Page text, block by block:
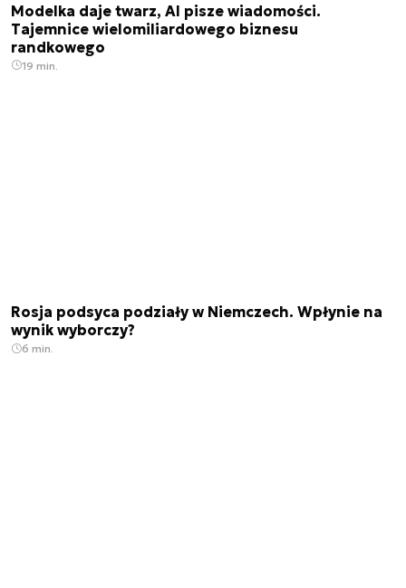
Modelka daje twarz, AI pisze wiadomości.
Tajemnice wielomiliardowego biznesu
randkowego
19 min.
Rosja podsyca podziały w Niemczech. Wpłynie na
wynik wyborczy?
6 min.